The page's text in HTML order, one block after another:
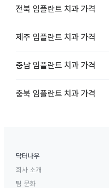
전북 임플란트 치과 가격
제주 임플란트 치과 가격
충남 임플란트 치과 가격
충북 임플란트 치과 가격
닥터나우
회사 소개
팀 문화